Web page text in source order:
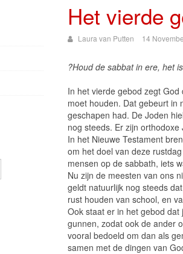
Het vierde
Laura van Putten 14
?Houd de sabbat in ere, het
In het vierde gebod zegt
moet houden. Dat gebeurt in
geschapen had. De Joden
nog steeds. Er zijn
In het Nieuwe Testament
om het doel van deze
mensen op de sabbath, iets
Nu zijn de meesten van ons
geldt natuurlijk nog steeds
rust houden van school, en
Ook staat er in het gebod
gunnen, zodat ook de ander
vooral bedoeld om dan als
samen met de dingen van